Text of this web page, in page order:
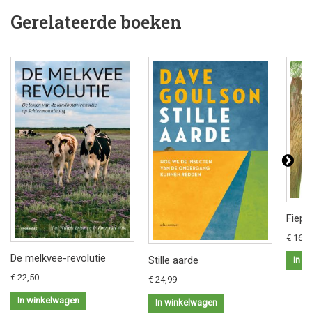
Gerelateerde boeken
De melkvee-revolutie
€ 22,50
In winkelwagen
Stille aarde
€ 24,99
In winkelwagen
Fiep
€
In